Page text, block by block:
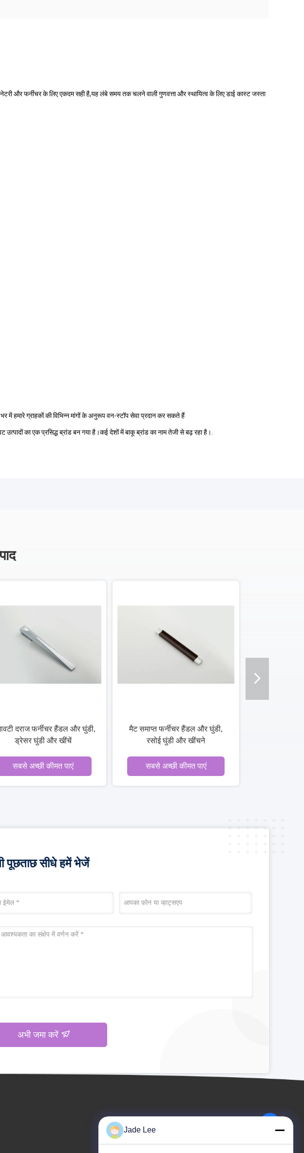
और फर्नीचर के लिए एकदम सही है,यह लंबे समय तक चलने वाली गुणवत्ता और स्थायित्व के लिए डाई कास्ट जस्ता
में हमारे ग्राहकों की विभिन्न मांगों के अनुरूप वन-स्टॉप सेवा प्रदान कर सकते हैं
का एक प्रसिद्ध ब्रांड बन गया है।कई देशों में बाकू ब्रांड का नाम तेजी से बढ़ रहा है।.
दराज फर्नीचर हैंडल और घुंडी,
ड्रेसर घुंडी और खींचें
सबसे अच्छी कीमत पाएं
मैट समाप्त फर्नीचर हैंडल और घुंडी,
रसोई घुंडी और खींचने
सबसे अच्छी कीमत पाएं
पूछताछ सीधे हमें भेजें
अभी जमा करें
Jade Lee